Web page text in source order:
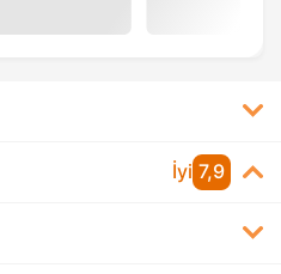
İyi 7,9